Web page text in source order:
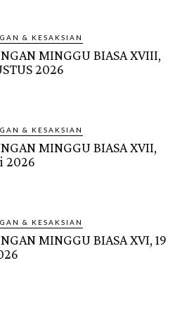
& KESAKSIAN
MINGGU BIASA XVIII,
2026
& KESAKSIAN
MINGGU BIASA XVII,
2026
& KESAKSIAN
MINGGU BIASA XVI, 19